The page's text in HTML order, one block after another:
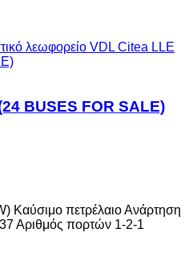
λεωφορείο VDL Citea LLE
BUSES FOR SALE)
Καύσιμο πετρέλαιοΑνάρτηση
37Αριθμός πορτών 1-2-1